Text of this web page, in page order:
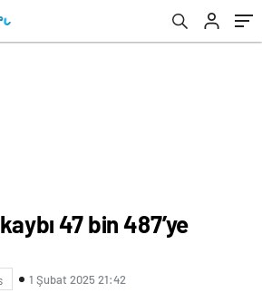
47 bin 487’ye
1 Şubat 2025 21:42